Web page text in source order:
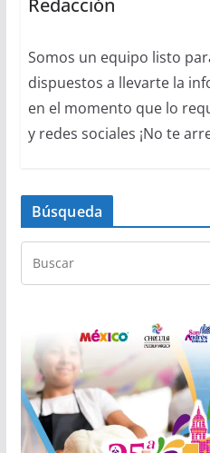
Redacción
Somos un equipo listo
dispuestos a llevarte la
en el momento que lo
y redes sociales ¡No te
Búsqueda